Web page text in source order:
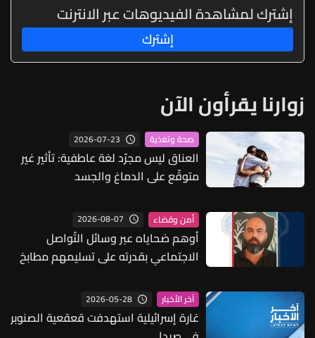
إشترك لمشاهدة الفيديوهات عبر الانترنت
إشترك
زوارنا يقرأون الآن
صحة وتغذية 2026-07-23
العناق ليس مجرّد لغة عاطفية: تأثير غير
متوقّع على الدماغ والجسد
أمن وقضاء 2026-08-07
أوهم ضحاياه عبر وسائل التّواصل
الاجتماعي بقدرته على تسليمهم مطابخ
أعماله؟
آخر الأخبار 2026-05-28
غارة إسرائيلية استهدفت قعقعية الصنوبر